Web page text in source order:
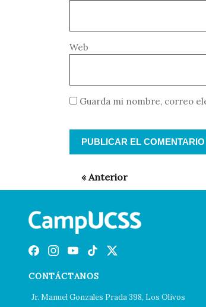
Web
Guarda mi nombre, correo
CONTÁCTANOS
Jr. Manuel Gonzales Prada 398, Los Olivos